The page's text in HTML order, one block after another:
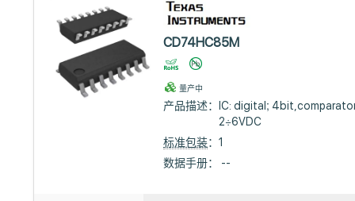
CD74HC85M
量产中
产品描述：
IC: digital;
2÷6VDC
标准包装：1
数据手册： --